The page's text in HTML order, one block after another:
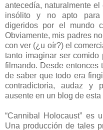
antecedía, naturalmente
insólito y no apto para
digeridos por el mundo
Obviamente, mis padres
con ver (¿u oír?) el
tanto imaginar ser
filmando. Desde entonces
de saber que todo era
contradictoria, audaz y
ausente en un blog de esta
“Cannibal Holocaust” es
Una producción de tales